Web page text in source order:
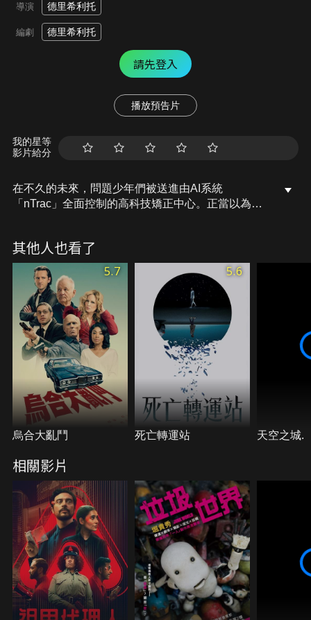
導演 德里希利托
編劇 德里希利托
請先登入
播放預告片
我的星等
影片給分
在不久的未來，問題少年們被送進由AI系統
「nTrac」全面控制的高科技矯正中心。正當以為迎
性一併剝奪。他們能在被完全「重寫」之前，奪回自
己嗎？
其他人也看了
5.7
烏合大亂鬥
5.6
死亡轉運站 天空之城.
相關影片